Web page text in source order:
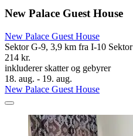
New Palace Guest House
New Palace Guest House
Sektor G-9, 3,9 km fra I-10 Sektor
214 kr.
inkluderer skatter og gebyrer
18. aug. - 19. aug.
New Palace Guest House